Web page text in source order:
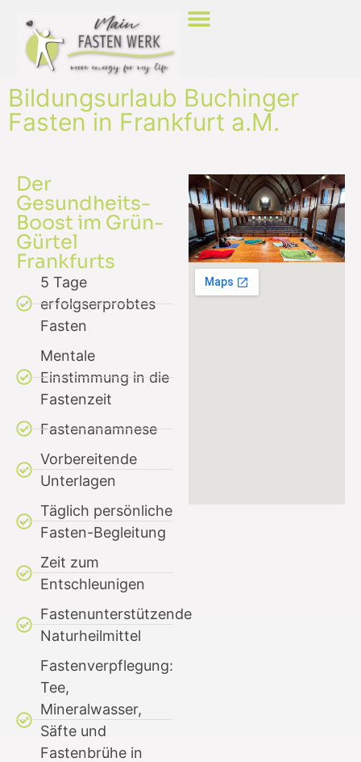
Bildungsurlaub Buchinger
Fasten in Frankfurt a.M.
Der
Gesundheits-
Boost im Grün-
Gürtel
Frankfurts
5 Tage
erfolgserprobtes
Fasten
Mentale
Einstimmung in die
Fastenzeit
Fastenanamnese
Vorbereitende
Unterlagen
Täglich persönliche
Fasten-Begleitung
Zeit zum
Entschleunigen
Fastenunterstützende
Naturheilmittel
Fastenverpflegung:
Tee,
Mineralwasser,
Säfte und
Fastenbrühe in